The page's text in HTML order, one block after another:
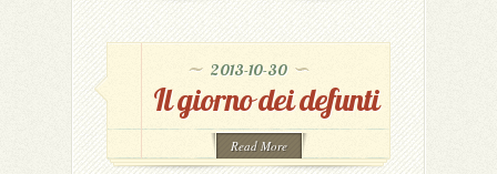
2013-10-30
Il giorno dei defunti
Read More